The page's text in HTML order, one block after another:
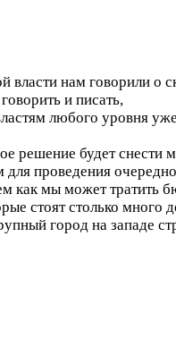
власти нам говорили о
и писать,
любого уровня
решение будет снести
проведения
как мы может тратить
стоят столько много
город на западе